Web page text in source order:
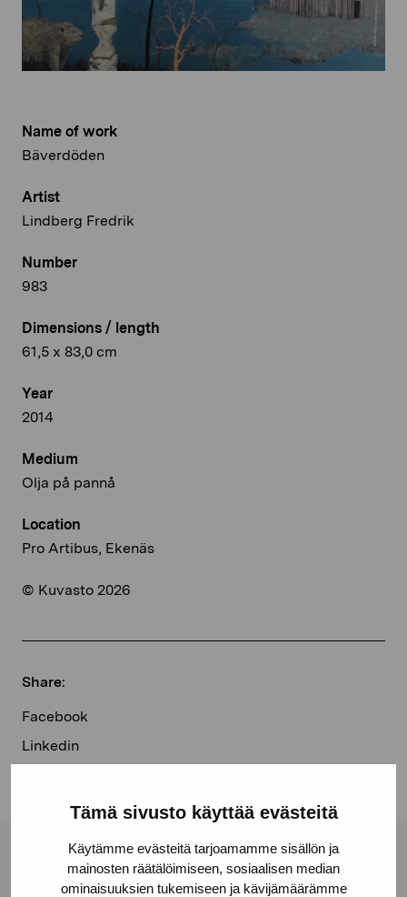
Tämä sivusto käyttää evästeitä
Käytämme evästeitä tarjoamamme sisällön ja
mainosten räätälöimiseen, sosiaalisen median
ominaisuuksien tukemiseen ja kävijämäärämme
Name of work
Bäverdöden
Artist
Lindberg Fredrik
Number
983
Dimensions / length
61,5 x 83,0 cm
Year
2014
Medium
Olja på pannå
Location
Pro Artibus, Ekenäs
© Kuvasto 2026
Share:
Facebook
Linkedin
Pro Artibus Foundation